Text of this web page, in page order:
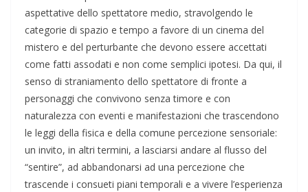
aspettative dello spettatore medio, stravolgendo le
categorie di spazio e tempo a favore di un cinema del
mistero e del perturbante che devono essere accettati
come fatti assodati e non come semplici ipotesi. Da qui, il
senso di straniamento dello spettatore di fronte a
personaggi che convivono senza timore e con
naturalezza con eventi e manifestazioni che trascendono
le leggi della fisica e della comune percezione sensoriale:
un invito, in altri termini, a lasciarsi andare al flusso del
“sentire”, ad abbandonarsi ad una percezione che
trascende i consueti piani temporali e a vivere l’esperienza